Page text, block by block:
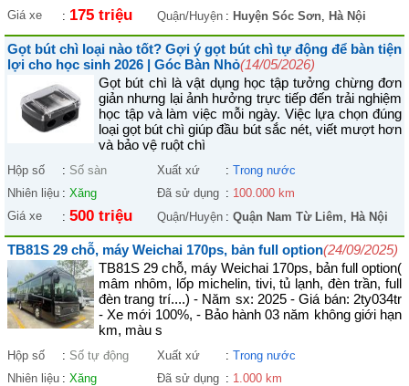
Giá xe
: 175 triệu Quận/Huyện : Huyện Sóc Sơn, Hà Nội
Gọt bút chì loại nào tốt? Gợi ý gọt bút chì tự động để bàn tiện
lợi cho học sinh 2026 | Góc Bàn Nhỏ(14/05/2026)
Gọt bút chì là vật dụng học tập tưởng chừng đơn
giản nhưng lại ảnh hưởng trực tiếp đến trải nghiệm
học tập và làm việc mỗi ngày. Việc lựa chọn đúng
loại gọt bút chì giúp đầu bút sắc nét, viết mượt hơn
và bảo vệ ruột chì
Hộp số : Số sàn Xuất xứ : Trong nước
Nhiên liệu : Xăng Đã sử dụng : 100.000 km
Giá xe
: 500 triệu Quận/Huyện : Quận Nam Từ Liêm, Hà Nội
TB81S 29 chỗ, máy Weichai 170ps, bản full option(24/09/2025)
TB81S 29 chỗ, máy Weichai 170ps, bản full option(
mâm nhôm, lốp michelin, tivi, tủ lạnh, đèn trần, full
đèn trang trí....) - Năm sx: 2025 - Giá bán: 2ty034tr
- Xe mới 100%, - Bảo hành 03 năm không giới hạn
km, màu s
Hộp số : Số tự động Xuất xứ : Trong nước
Nhiên liệu : Xăng Đã sử dụng : 1.000 km